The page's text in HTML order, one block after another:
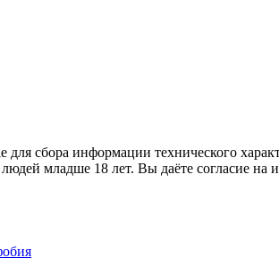
сбора информации технического
младше 18 лет. Вы даёте согласие на